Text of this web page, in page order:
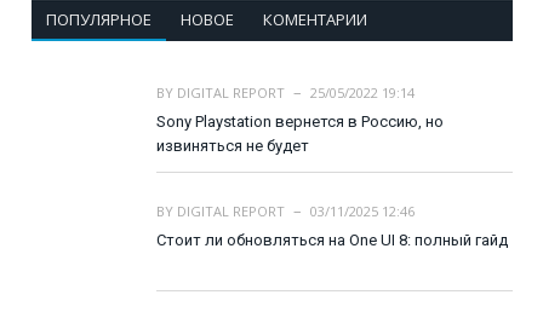
ПОПУЛЯРНОЕ НОВОЕ КОМЕНТАРИИ
BY DIGITAL REPORT
25/05/2022 19:14
Sony Playstation вернется в Россию, но
извиняться не будет
BY DIGITAL REPORT
03/11/2025 12:46
Стоит ли обновляться на One UI 8: полный гайд